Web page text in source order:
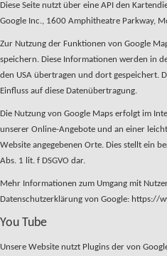
Diese Seite nutzt über eine API den
Google Inc., 1600 Amphitheatre Parkway,
Zur Nutzung der Funktionen von Google
speichern. Diese Informationen werden in
den USA übertragen und dort gespeichert.
Einfluss auf diese Datenübertragung.
Die Nutzung von Google Maps erfolgt im
unserer Online-Angebote und an einer
Website angegebenen Orte. Dies stellt ein
Abs. 1 lit. f DSGVO dar.
Mehr Informationen zum Umgang mit
Datenschutzerklärung von Google:
You Tube
Unsere Website nutzt Plugins der von